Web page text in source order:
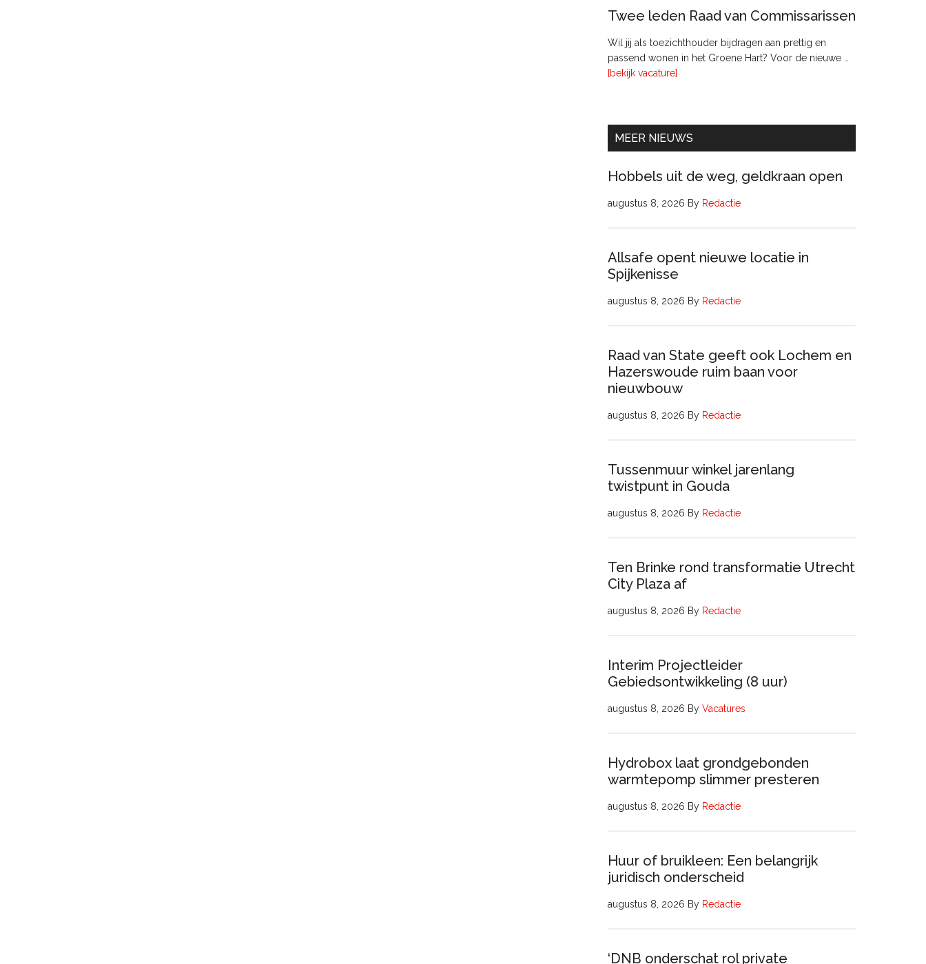
Twee leden Raad van Commissarissen
Wil jij als toezichthouder bijdragen aan prettig en
passend wonen in het Groene Hart? Voor de nieuwe …
[bekijk vacature]
Commissarissen
MEER NIEUWS
Hobbels uit de weg, geldkraan open
augustus 8, 2026 By Redactie
Allsafe opent nieuwe locatie in
Spijkenisse
augustus 8, 2026 By Redactie
Raad van State geeft ook Lochem en
Hazerswoude ruim baan voor
nieuwbouw
augustus 8, 2026 By Redactie
Tussenmuur winkel jarenlang
twistpunt in Gouda
augustus 8, 2026 By Redactie
Ten Brinke rond transformatie Utrecht
City Plaza af
augustus 8, 2026 By Redactie
Interim Projectleider
Gebiedsontwikkeling (8 uur)
augustus 8, 2026 By Vacatures
Hydrobox laat grondgebonden
warmtepomp slimmer presteren
augustus 8, 2026 By Redactie
Huur of bruikleen: Een belangrijk
juridisch onderscheid
augustus 8, 2026 By Redactie
‘DNB onderschat rol private